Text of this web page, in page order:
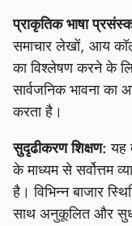
प्राकृतिक भाषा
समाचार लेखों, आय
का विश्लेषण करने के
सार्वजनिक भावना
करता है।
सुदृढीकरण शिक्षण: यह
के माध्यम से सर्वोत्तम
है। विभिन्न बाजार
साथ अनुकूलित और